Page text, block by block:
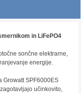
in LiFePO4
sončne elektrarne,
energije.
Growatt SPF6000ES
učinkovito,